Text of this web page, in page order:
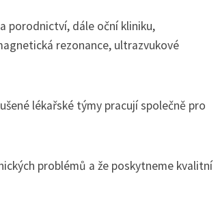
porodnictví, dále oční kliniku,
rezonance, ultrazvukové
lékařské týmy pracují společně pro
problémů a že poskytneme kvalitní